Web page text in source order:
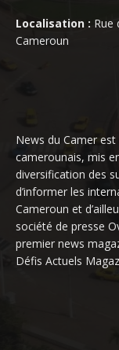
Localisation : Rue
Cameroun
News du Camer
camerounais, mis
diversification des
d’informer les
Cameroun et
société de presse
premier news
Défis Actuels